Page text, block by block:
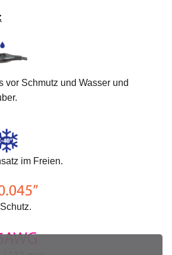
Schmutz und Wasser und
im Freien.